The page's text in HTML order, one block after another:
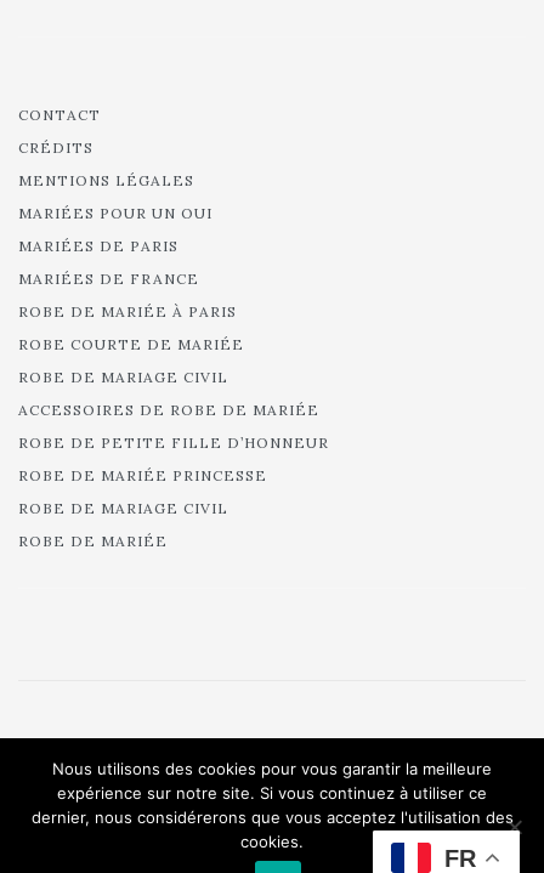
CONTACT
CRÉDITS
MENTIONS LÉGALES
MARIÉES POUR UN OUI
MARIÉES DE PARIS
MARIÉES DE FRANCE
ROBE DE MARIÉE À PARIS
ROBE COURTE DE MARIÉE
ROBE DE MARIAGE CIVIL
ACCESSOIRES DE ROBE DE MARIÉE
ROBE DE PETITE FILLE D’HONNEUR
ROBE DE MARIÉE PRINCESSE
ROBE DE MARIAGE CIVIL
ROBE DE MARIÉE
All rights reserved.
FR
Nous utilisons des cookies pour vous garantir la meilleure
expérience sur notre site. Si vous continuez à utiliser ce
dernier, nous considérerons que vous acceptez l'utilisation des
cookies.